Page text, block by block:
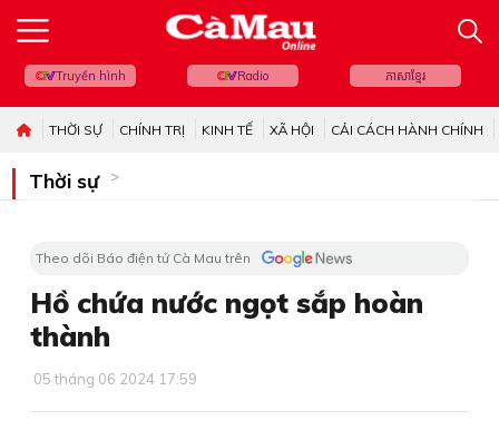
Truyền hình Radio ភាសាខ្មែរ
THỜI SỰ CHÍNH TRỊ KINH TẾ XÃ HỘI CẢI CÁCH HÀNH CHÍNH
Thời sự
Theo dõi Báo điện tử Cà Mau trên
Hồ chứa nước ngọt sắp hoàn
thành
05 tháng 06 2024 17:59